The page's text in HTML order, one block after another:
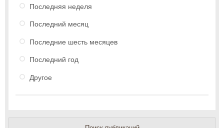
Последняя неделя
Последний месяц
Последние шесть месяцев
Последний год
Другое